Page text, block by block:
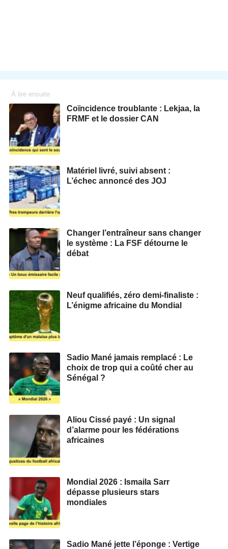
À lire ensuite
Coïncidence troublante : Lekjaa, la
FRMF et le dossier CAN
Matériel livré, suivi absent :
L’échec annoncé des JOJ
Changer l’entraîneur sans changer
le système : La FSF détourne le
débat
Neuf qualifiés, zéro demi‑finaliste :
L’énigme africaine du Mondial
Sadio Mané jamais remplacé : Le
choix de trop qui a coûté cher au
Sénégal ?
Aliou Cissé payé : Un signal
d’alarme pour les fédérations
africaines
Mondial 2026 : Ismaila Sarr
dépasse plusieurs stars
mondiales
Sadio Mané jette l’éponge : Vertige